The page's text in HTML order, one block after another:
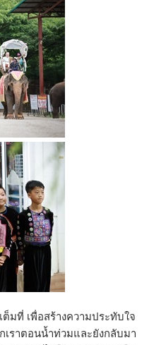
มที่ เพื่อสร้างความประทับใจ
ราตอนน้ำท่วมและยังกลับมา